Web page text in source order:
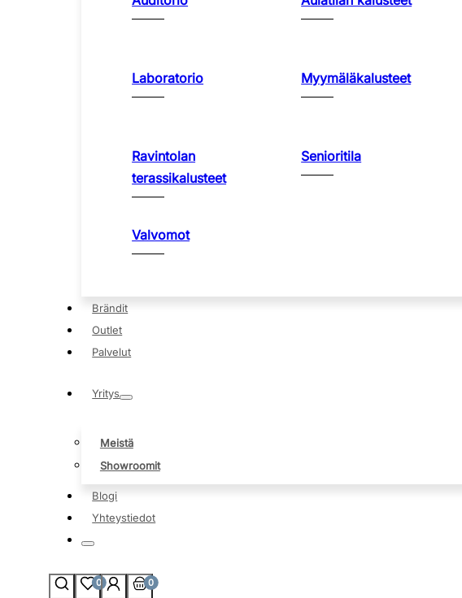
Laboratorio Myymäläkalusteet
Ravintolan
terassikalusteet
Senioritila
Valvomot
Brändit
Outlet
Palvelut
Yritys
Meistä
Showroomit
Blogi
Yhteystiedot
0 0